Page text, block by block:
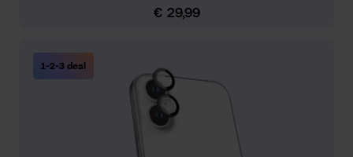
Normale prijs:
€ 29,99
1-2-3 deal